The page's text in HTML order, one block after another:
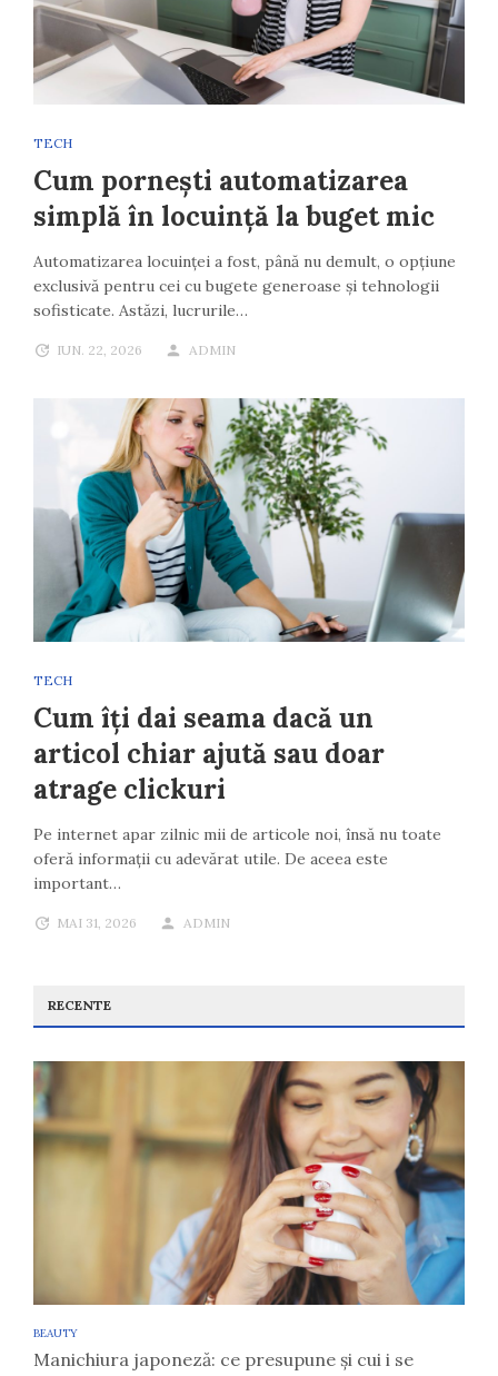
TECH
Cum pornești automatizarea
simplă în locuință la buget mic
Automatizarea locuinței a fost, până nu demult, o opțiune
exclusivă pentru cei cu bugete generoase și tehnologii
sofisticate. Astăzi, lucrurile…
IUN. 22, 2026 ADMIN
TECH
Cum îți dai seama dacă un
articol chiar ajută sau doar
atrage clickuri
Pe internet apar zilnic mii de articole noi, însă nu toate
oferă informații cu adevărat utile. De aceea este
important…
MAI 31, 2026 ADMIN
RECENTE
BEAUTY
Manichiura japoneză: ce presupune și cui i se